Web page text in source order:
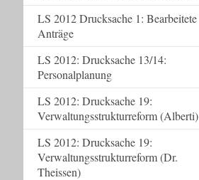
LS 2012 Drucksache 1: Bearbeitete
Anträge
LS 2012: Drucksache 13/14:
Personalplanung
LS 2012: Drucksache 19:
Verwaltungsstrukturreform (Alberti)
LS 2012: Drucksache 19:
Verwaltungsstrukturreform (Dr.
Theissen)